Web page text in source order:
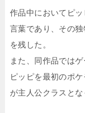
作品中においてピ
言葉であり、その
を残した。
また、同作品では
ピッピを最初のポ
が主人公クラスとな